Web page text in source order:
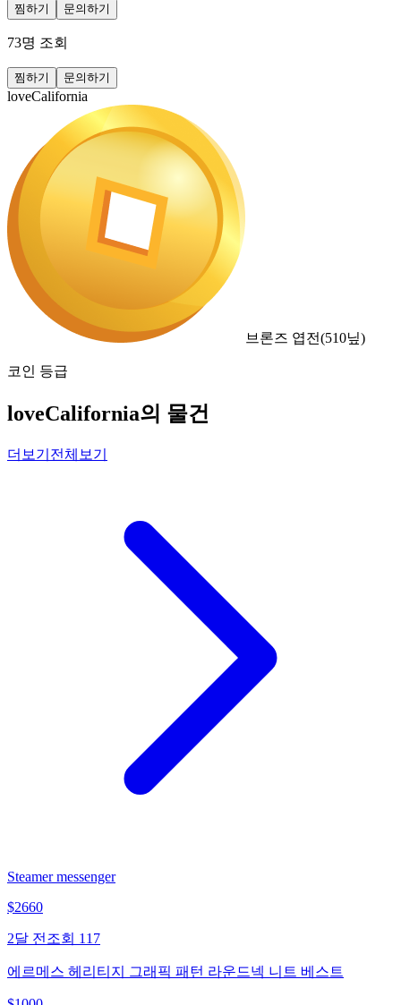
찜하기 문의하기
73명 조회
찜하기 문의하기
loveCalifornia
브론즈 엽전(510닢)
코인 등급
loveCalifornia의 물건
더보기 전체보기
Steamer messenger
$2660
2달 전 조회 117
에르메스 헤리티지 그래픽 패턴 라운드넥 니트 베스트